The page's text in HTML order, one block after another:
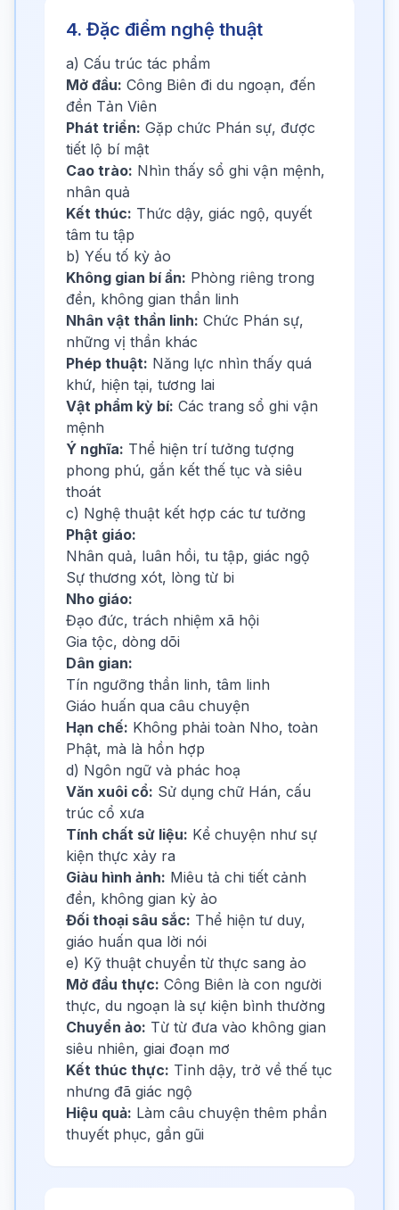
4. Đặc điểm nghệ thuật
a) Cấu trúc tác phẩm
Mở đầu: Công Biên đi du ngoạn, đến
đền Tản Viên
Phát triển: Gặp chức Phán sự, được
tiết lộ bí mật
Cao trào: Nhìn thấy sổ ghi vận mệnh,
nhân quả
Kết thúc: Thức dậy, giác ngộ, quyết
tâm tu tập
b) Yếu tố kỳ ảo
Không gian bí ẩn: Phòng riêng trong
đền, không gian thần linh
Nhân vật thần linh: Chức Phán sự,
những vị thần khác
Phép thuật: Năng lực nhìn thấy quá
khứ, hiện tại, tương lai
Vật phẩm kỳ bí: Các trang sổ ghi vận
mệnh
Ý nghĩa: Thể hiện trí tưởng tượng
phong phú, gắn kết thế tục và siêu
thoát
c) Nghệ thuật kết hợp các tư tưởng
Phật giáo:
Nhân quả, luân hồi, tu tập, giác ngộ
Sự thương xót, lòng từ bi
Nho giáo:
Đạo đức, trách nhiệm xã hội
Gia tộc, dòng dõi
Dân gian:
Tín ngưỡng thần linh, tâm linh
Giáo huấn qua câu chuyện
Hạn chế: Không phải toàn Nho, toàn
Phật, mà là hồn hợp
d) Ngôn ngữ và phác hoạ
Văn xuôi cổ: Sử dụng chữ Hán, cấu
trúc cổ xưa
Tính chất sử liệu: Kể chuyện như sự
kiện thực xảy ra
Giàu hình ảnh: Miêu tả chi tiết cảnh
đền, không gian kỳ ảo
Đối thoại sâu sắc: Thể hiện tư duy,
giáo huấn qua lời nói
e) Kỹ thuật chuyển từ thực sang ảo
Mở đầu thực: Công Biên là con người
thực, du ngoạn là sự kiện bình thường
Chuyển ảo: Từ từ đưa vào không gian
siêu nhiên, giai đoạn mơ
Kết thúc thực: Tỉnh dậy, trở về thế tục
nhưng đã giác ngộ
Hiệu quả: Làm câu chuyện thêm phần
thuyết phục, gần gũi